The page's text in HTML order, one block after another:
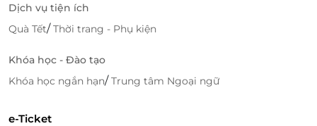
Dịch vụ tiện ích
Quà Tết/Thời trang - Phụ kiện
Khóa học - Đào tạo
Khóa học ngắn hạn/Trung tâm Ngoại ngữ
e-Ticket